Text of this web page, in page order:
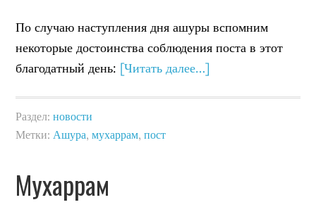
По случаю наступления дня ашуры вспомним
некоторые достоинства соблюдения поста в этот
благодатный день: [Читать далее…]
Раздел:новости
Метки:Ашура,мухаррам,пост
Мухаррам